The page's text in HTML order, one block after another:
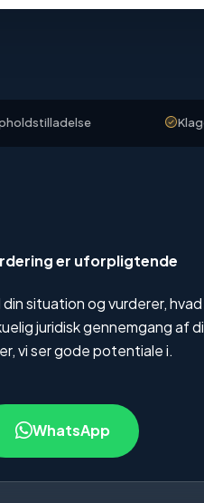
Klagesag
er uforpligtende
situation og vurderer,
juridisk gennemgang af
vi ser gode potentiale i.
WhatsApp